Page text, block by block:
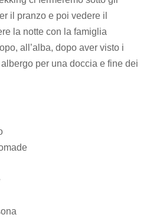
il pranzo e poi vedere il
la notte con la famiglia
all’alba, dopo aver visto i
per una doccia e fine dei